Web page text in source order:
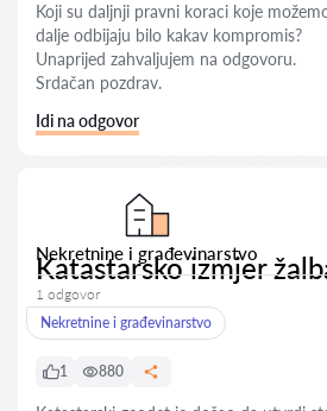
Koji su daljnji pravni koraci koje
dalje odbijaju bilo kakav kompromis?
Unaprijed zahvaljujem na odgovoru.
Srdačan pozdrav.
Idi na odgovor
Nekretnine i građevinarstvo
Katastarsko izmjer
1 odgovor
Nekretnine i građevinarstvo
1 880